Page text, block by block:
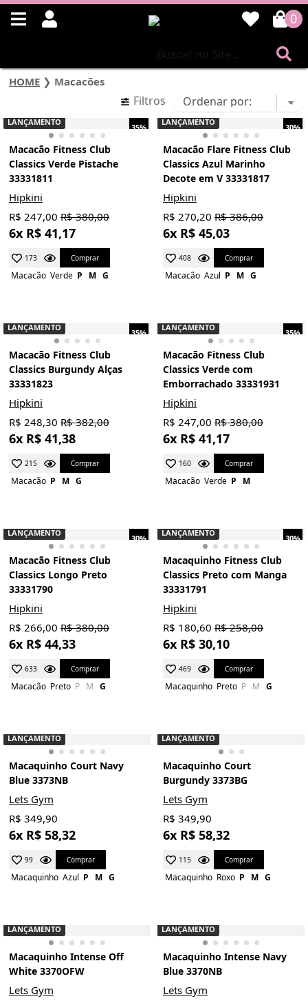
0
HOME ❯ Macacões
Filtros
35%
LANÇAMENTO
Macacão Fitness Club
Classics Verde Pistache
33331811
Hipkini
R$ 247,00 R$ 380,00
6x R$ 41,17
173 Comprar
Macacão Verde P M G
30%
LANÇAMENTO
Macacão Flare Fitness Club
Classics Azul Marinho
Decote em V 33331817
Hipkini
R$ 270,20 R$ 386,00
6x R$ 45,03
408 Comprar
Macacão Azul P M G
35%
LANÇAMENTO
Macacão Fitness Club
Classics Burgundy Alças
33331823
Hipkini
R$ 248,30 R$ 382,00
6x R$ 41,38
215 Comprar
Macacão P M G
35%
LANÇAMENTO
Macacão Fitness Club
Classics Verde com
Emborrachado 33331931
Hipkini
R$ 247,00 R$ 380,00
6x R$ 41,17
160 Comprar
Macacão Verde P M
30%
LANÇAMENTO
Macacão Fitness Club
Classics Longo Preto
33331790
Hipkini
R$ 266,00 R$ 380,00
6x R$ 44,33
633 Comprar
Macacão Preto P M G
30%
LANÇAMENTO
Macaquinho Fitness Club
Classics Preto com Manga
33331791
Hipkini
R$ 180,60 R$ 258,00
6x R$ 30,10
469 Comprar
Macaquinho Preto P M G
LANÇAMENTO
Macaquinho Court Navy
Blue 3373NB
Lets Gym
R$ 349,90
6x R$ 58,32
99 Comprar
Macaquinho Azul P M G
LANÇAMENTO
Macaquinho Court
Burgundy 3373BG
Lets Gym
R$ 349,90
6x R$ 58,32
115 Comprar
Macaquinho Roxo P M G
LANÇAMENTO
Macaquinho Intense Off
White 3370OFW
Lets Gym
LANÇAMENTO
Macaquinho Intense Navy
Blue 3370NB
Lets Gym